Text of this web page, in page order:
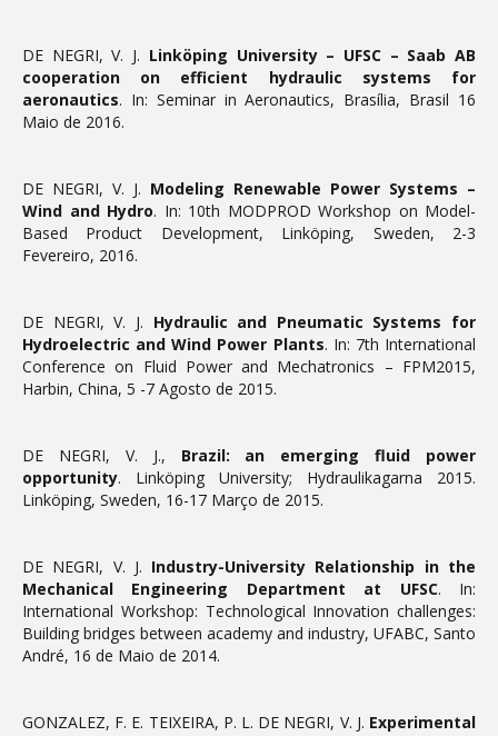
Projetos Fim de Curso
Relatorios
Teses
PESQUISA E EXTENSÃO
Comunicações em Eventos
Eventos
Projetos de Pesquisa em Andamento
Produtos, Cursos e Serviços Técnicos
CONTATO
DE NEGRI, V. J. Linköping University – UFSC – Saab AB
cooperation on efficient hydraulic systems for
aeronautics. In: Seminar in Aeronautics, Brasília, Brasil 16
Maio de 2016.
DE NEGRI, V. J. Modeling Renewable Power Systems –
Wind and Hydro. In: 10th MODPROD Workshop on Model-
Based Product Development, Linköping, Sweden, 2-3
Fevereiro, 2016.
DE NEGRI, V. J. Hydraulic and Pneumatic Systems for
Hydroelectric and Wind Power Plants. In: 7th International
Conference on Fluid Power and Mechatronics – FPM2015,
Harbin, China, 5 -7 Agosto de 2015.
DE NEGRI, V. J., Brazil: an emerging fluid power
opportunity. Linköping University; Hydraulikagarna 2015.
Linköping, Sweden, 16-17 Março de 2015.
DE NEGRI, V. J. Industry-University Relationship in the
Mechanical Engineering Department at UFSC. In:
International Workshop: Technological Innovation challenges:
Building bridges between academy and industry, UFABC, Santo
André, 16 de Maio de 2014.
GONZALEZ, F. E. TEIXEIRA, P. L. DE NEGRI, V. J. Experimental